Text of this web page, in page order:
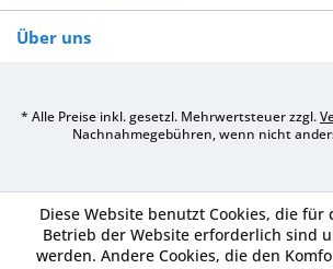
Über uns
* Alle Preise inkl. gesetzl. Mehrwertsteuer zzgl.
Nachnahmegebühren, wenn nicht
Diese Website benutzt Cookies, die für
Betrieb der Website erforderlich sind
werden. Andere Cookies, die den